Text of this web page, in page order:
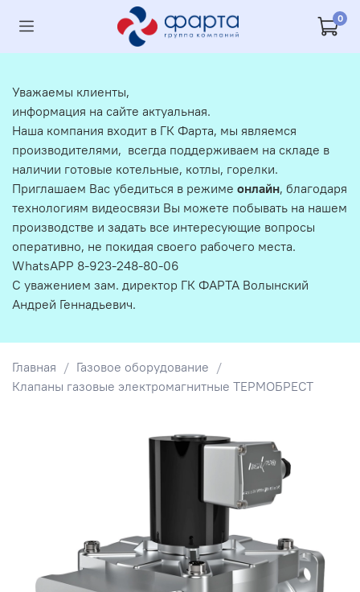
0
Главная
Газовое оборудование
Клапаны газовые электромагнитные ТЕРМОБРЕСТ
Уважаемы клиенты,
информация на сайте актуальная.
Наша компания входит в ГК Фарта, мы являемся
производителями, всегда поддерживаем на складе в
наличии готовые котельные, котлы, горелки.
Приглашаем Вас убедиться в режиме онлайн, благодаря
технологиям видеосвязи Вы можете побывать на нашем
производстве и задать все интересующие вопросы
оперативно, не покидая своего рабочего места.
WhatsAPP 8-923-248-80-06
С уважением зам. директор ГК ФАРТА Волынский
Андрей Геннадьевич.